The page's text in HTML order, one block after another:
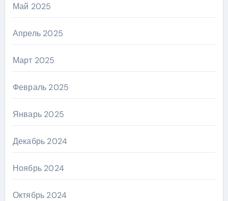
Май 2025
Апрель 2025
Март 2025
Февраль 2025
Январь 2025
Декабрь 2024
Ноябрь 2024
Октябрь 2024